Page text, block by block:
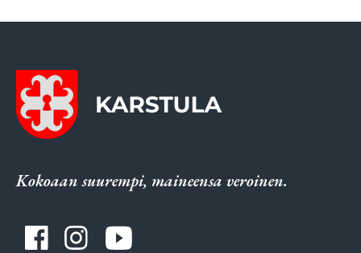
Kokoaan suurempi, maineensa veroinen.